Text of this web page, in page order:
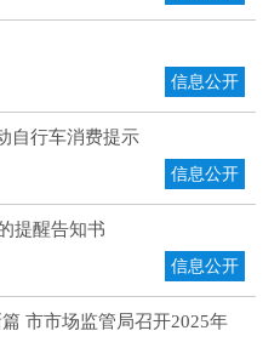
信息公开
自行车消费提示
信息公开
提醒告知书
信息公开
市市场监管局召开2025年